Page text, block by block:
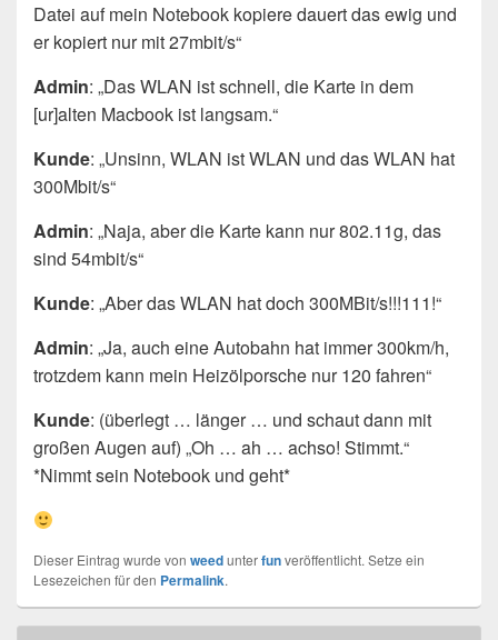
Datei auf mein Notebook kopiere dauert das ewig und
er kopiert nur mit 27mbit/s“
Admin: „Das WLAN ist schnell, die Karte in dem
[ur]alten Macbook ist langsam.“
Kunde: „Unsinn, WLAN ist WLAN und das WLAN hat
300Mbit/s“
Admin: „Naja, aber die Karte kann nur 802.11g, das
sind 54mbit/s“
Kunde: „Aber das WLAN hat doch 300MBit/s!!!111!“
Admin: „Ja, auch eine Autobahn hat immer 300km/h,
trotzdem kann mein Heizölporsche nur 120 fahren“
Kunde: (überlegt … länger … und schaut dann mit
großen Augen auf) „Oh … ah … achso! Stimmt.“
*Nimmt sein Notebook und geht*
Dieser Eintrag wurde von weedunterfunveröffentlicht. Setze ein
Lesezeichen für den Permalink.